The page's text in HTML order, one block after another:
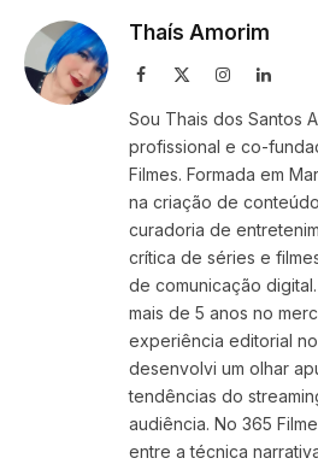
Thaís Amorim
Facebook Instagram
Sou Thais dos Santos
profissional e co-
Filmes. Formada em
na criação de
curadoria de
crítica de séries e
de comunicação
mais de 5 anos no
experiência editorial
desenvolvi um olhar
tendências do
audiência. No 365
entre a técnica